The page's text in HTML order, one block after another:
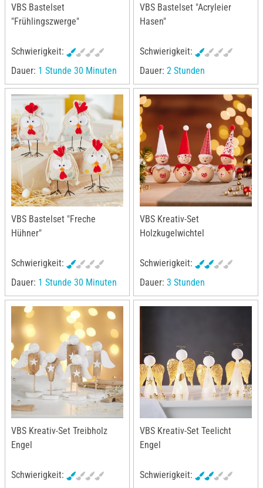
VBS Bastelset
"Frühlingszwerge"
Schwierigkeit:
Dauer: 1 Stunde 30 Minuten
VBS Bastelset "Acryleier
Hasen"
Schwierigkeit:
Dauer: 2 Stunden
VBS Bastelset "Freche
Hühner"
Schwierigkeit:
Dauer: 1 Stunde 30 Minuten
VBS Kreativ-Set
Holzkugelwichtel
Schwierigkeit:
Dauer: 3 Stunden
VBS Kreativ-Set Treibholz
Engel
Schwierigkeit:
VBS Kreativ-Set Teelicht
Engel
Schwierigkeit: